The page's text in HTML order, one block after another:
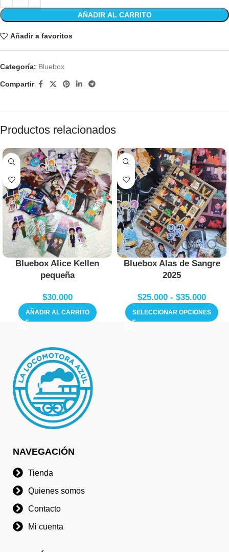
AÑADIR AL CARRITO
Añadir a favoritos
Categoría: Bluebox
Compartir
Productos relacionados
Bluebox Alice Kellen
pequeña
$30.000
AÑADIR AL CARRITO
Bluebox Alas de Sangre
2025
$25.000 - $35.000
SELECCIONAR OPCIONES
NAVEGACIÓN
Tienda
Quienes somos
Contacto
Mi cuenta